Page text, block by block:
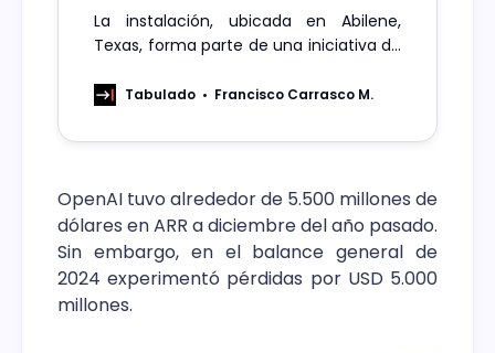
La instalación, ubicada en Abilene,
Texas, forma parte de una iniciativa de
por OpenAI y SoftBank Group
Tabulado Francisco Carrasco M.
OpenAI tuvo alrededor de 5.500 millones de
dólares en ARR a diciembre del año pasado.
Sin embargo, en el balance general de
2024 experimentó pérdidas por USD 5.000
millones.